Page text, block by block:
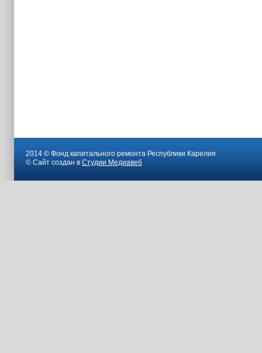
2014 © Фонд капитального ремонта Республики Карелия
© Сайт создан в Студии Медиавеб